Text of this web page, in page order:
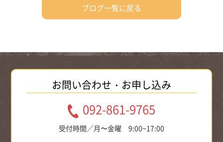
ブログ一覧に戻る
お問い合わせ・お申し込み
092-861-9765
受付時間／月〜金曜 9:00~17:00